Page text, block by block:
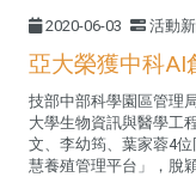
2020-06-03 活動
亞大榮獲中科AI
技部中部科學園區管理
大學生物資訊與醫學工
文、李幼筠、葉家蓉4
慧養殖管理平台」，脫